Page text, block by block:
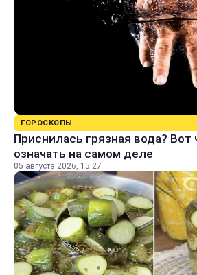
ГОРОСКОПЫ
Приснилась грязная вода?
означать на самом деле
05 августа 2026, 15:27